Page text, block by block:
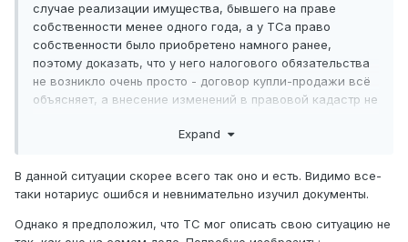
случае реализации имущества, бывшего на праве
собственности менее одного года, а у ТСа право
собственности было приобретено намного ранее,
поэтому доказать, что у него налогового обязательства
не возникло очень просто - договор купли-продажи всё
объясняет, а внесение изменений в правовой кадастр не
Expand
В данной ситуации скорее всего так оно и есть. Видимо все-
таки нотариус ошибся и невнимательно изучил документы.
Однако я предположил, что ТС мог описать свою ситуацию не